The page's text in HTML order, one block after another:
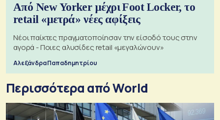
Από New Yorker μέχρι Foot Locker, το
retail «μετρά» νέες αφίξεις
Νέοι παίκτες πραγματοποίησαν την είσοδό τους στην
αγορά - Ποιες αλυσίδες retail «μεγαλώνουν»
Αλεξάνδρα Παπαδημητρίου
Περισσότερα από World